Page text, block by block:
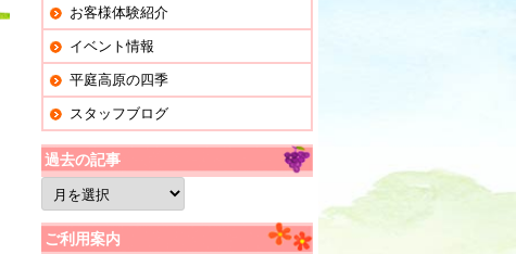
お客様体験紹介
イベント情報
平庭高原の四季
スタッフブログ
過去の記事
過
去
の
記
事
ご利用案内